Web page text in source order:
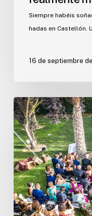
Siempre habéis
hadas en Castellón.
16 de septiembre
Ideas
de
decoración
para
bodas
al
aire
libre
que